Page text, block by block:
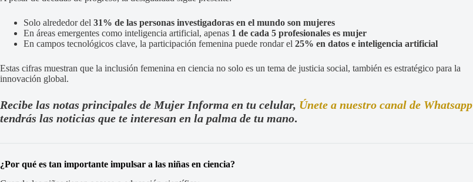
Solo alrededor del 31% de las personas investigadoras en el mundo son mujeres
En áreas emergentes como inteligencia artificial, apenas 1 de cada 5 profesionales es mujer
En campos tecnológicos clave, la participación femenina puede rondar el 25% en datos e inteligencia artificial
Estas cifras muestran que la inclusión femenina en ciencia no solo es un tema de justicia social, también es estratégico para la
innovación global.
Recibe las notas principales de Mujer Informa en tu celular, Únete a nuestro canal de Whatsapp
tendrás las noticias que te interesan en la palma de tu mano.
¿Por qué es tan importante impulsar a las niñas en ciencia?